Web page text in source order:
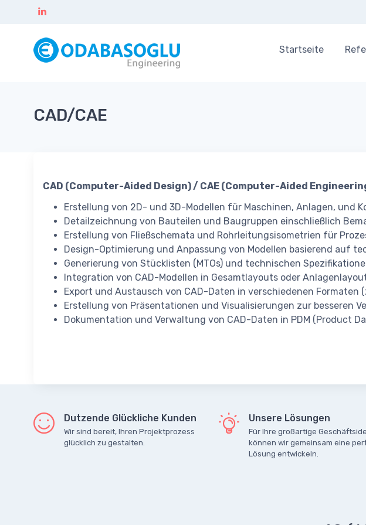
Startseite
CAD/CAE
CAD (Computer-Aided Design) / CAE (Computer-Aided
Erstellung von 2D- und 3D-Modellen für Maschinen, Anlagen, und
Detailzeichnung von Bauteilen und Baugruppen einschließlich
Erstellung von Fließschemata und Rohrleitungsisometrien für
Design-Optimierung und Anpassung von Modellen basierend auf
Generierung von Stücklisten (MTOs) und technischen
Integration von CAD-Modellen in Gesamtlayouts oder
Export und Austausch von CAD-Daten in verschiedenen Formaten
Erstellung von Präsentationen und Visualisierungen zur besseren
Dokumentation und Verwaltung von CAD-Daten in PDM (Product
Dutzende Glückliche Kunden
Wir sind bereit, Ihren Projektprozess
glücklich zu gestalten.
Unsere Lösungen
Für Ihre großartige
können wir gemeinsam eine
Lösung entwickeln.